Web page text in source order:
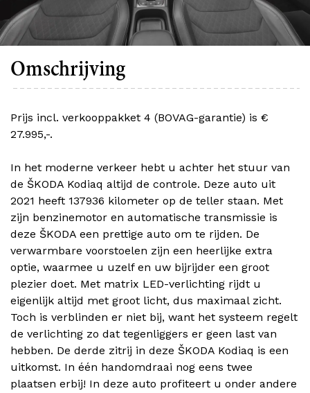
Omschrijving
Prijs incl. verkooppakket 4 (BOVAG-garantie) is €
27.995,-.
In het moderne verkeer hebt u achter het stuur van
de ŠKODA Kodiaq altijd de controle. Deze auto uit
2021 heeft 137936 kilometer op de teller staan. Met
zijn benzinemotor en automatische transmissie is
deze ŠKODA een prettige auto om te rijden. De
verwarmbare voorstoelen zijn een heerlijke extra
optie, waarmee u uzelf en uw bijrijder een groot
plezier doet. Met matrix LED-verlichting rijdt u
eigenlijk altijd met groot licht, dus maximaal zicht.
Toch is verblinden er niet bij, want het systeem regelt
de verlichting zo dat tegenliggers er geen last van
hebben. De derde zitrij in deze ŠKODA Kodiaq is een
uitkomst. In één handomdraai nog eens twee
plaatsen erbij! In deze auto profiteert u onder andere